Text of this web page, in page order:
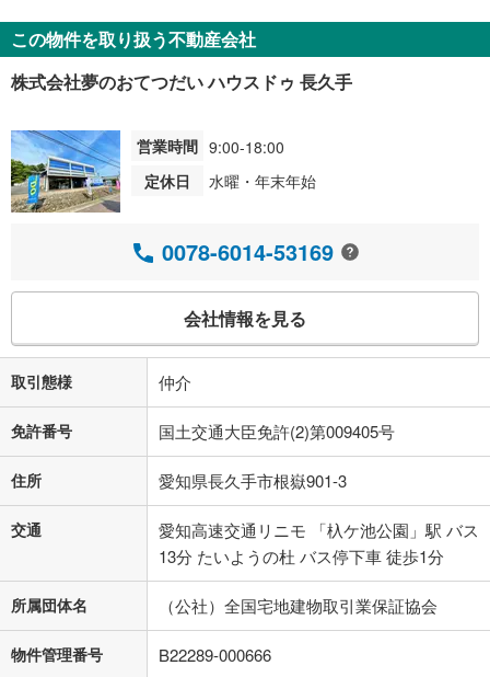
この物件を取り扱う不動産会社
株式会社夢のおてつだい ハウスドゥ 長久手
営業時間 9:00-18:00
定休日
水曜・年末年始
0078-6014-53169
会社情報を見る
取引態様 仲介
免許番号 国土交通大臣免許(2)第009405号
住所 愛知県長久手市根嶽901-3
交通
愛知高速交通リニモ 「杁ケ池公園」駅 バス
13分 たいようの杜 バス停下車 徒歩1分
所属団体名 （公社）全国宅地建物取引業保証協会
物件管理番号 B22289-000666